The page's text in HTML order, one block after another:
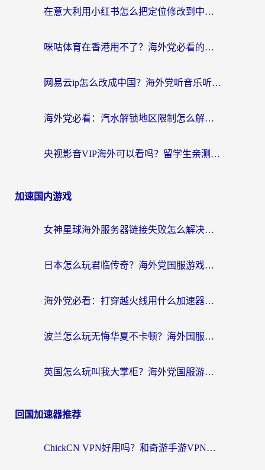
在意大利用小红书怎么把定位修改到中国国内？3个实用技巧+1个靠谱工具帮你搞定
咪咕体育在香港用不了？海外党必看的回国加速器选择指南（附3个真实场景解决方案）
网易云ip怎么改成中国？海外党听音乐听书的无痛解决方案
海外党必看：汽水解锁地区限制怎么解除？3招解决国内影音&生活服务难题
央视影音VIP海外可以看吗？留学生亲测有效的回国加速器选择指南
加速国内游戏
女神星球海外服务器链接失败怎么解决？海外党国服游戏加速避坑指南
日本怎么玩君临传奇？海外党国服游戏加速避坑指南（附菲律宾欧洲玩家实测）
海外党必看：打穿越火线用什么加速器？解决延迟卡顿，还能玩奇妙拼图世界和第五人格
波兰怎么玩无悔华夏不卡顿？海外国服游戏加速器终极指南（附征途2萤火突击解决方案）
英国怎么玩叫我大掌柜？海外党国服游戏加速避坑指南（附实测推荐）
回国加速器推荐
ChickCN VPN好用吗？和奇游手游VPN对比哪个回国效果更好？海外党亲测实用指南